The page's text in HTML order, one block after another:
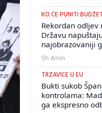
KO ĆE PUNITI
Rekordan odljev
Državu
najobrazovaniji
5h 4min
TRZAVICE U EU
Bukti sukob
kontrolama:
ga ekspresno